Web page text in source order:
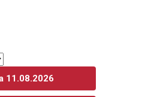
11.08.2026